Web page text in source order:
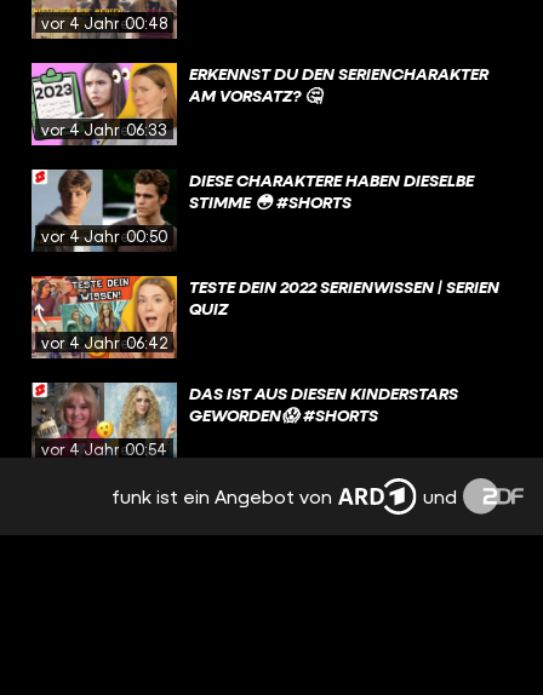
vor 4 Jahren00:48
vor 4 Jahren06:33
ERKENNST DU DEN SERIENCHARAKTER
AM VORSATZ? 🤔
vor 4 Jahren00:50
DIESE CHARAKTERE HABEN DIESELBE
STIMME 😳 #SHORTS
vor 4 Jahren06:42
TESTE DEIN 2022 SERIENWISSEN | SERIEN
QUIZ
vor 4 Jahren00:54
DAS IST AUS DIESEN KINDERSTARS
GEWORDEN😱 #SHORTS
WAS IST EIGENTLICH AUS DEN HARRY
POTTER STARS GEWORDEN?
funk ist ein Angebot von und